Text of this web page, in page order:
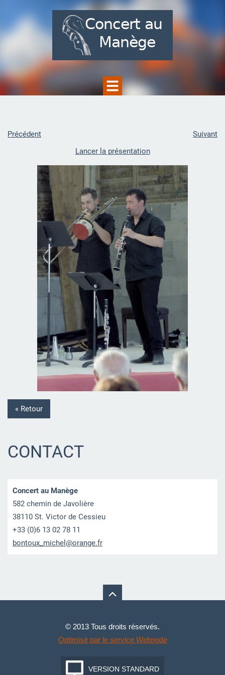
Précédent
Suivant
Lancer la présentation
« Retour
CONTACT
Concert au Manège
582 chemin de Javolière
38110 St. Victor de Cessieu
+33 (0)6 13 02 78 11
bontoux_ michel@orange.fr
© 2013 Tous droits réservés.
Optimisé par le service Webnode
VERSION STANDARD